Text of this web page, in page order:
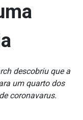
descobriu que a
um quarto dos
coronava­rus.